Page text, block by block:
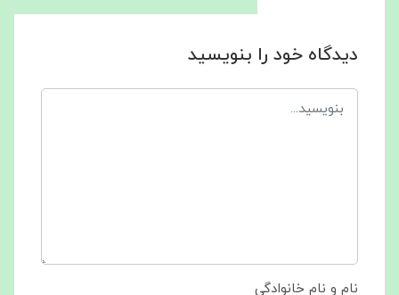
دیدگاه خود را بنویسید
نام و نام خانوادگی